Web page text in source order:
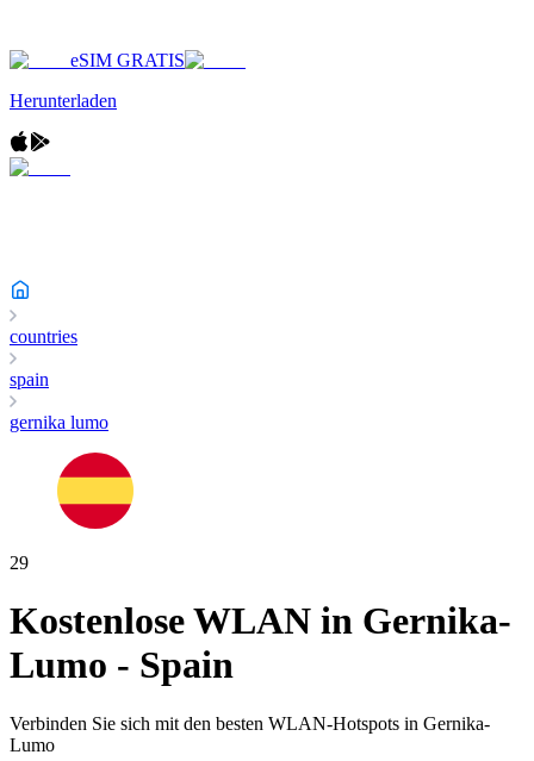
eSIM GRATIS
Herunterladen
countries
spain
gernika lumo
29
Kostenlose WLAN in Gernika-
Lumo - Spain
Verbinden Sie sich mit den besten WLAN-Hotspots in Gernika-
Lumo